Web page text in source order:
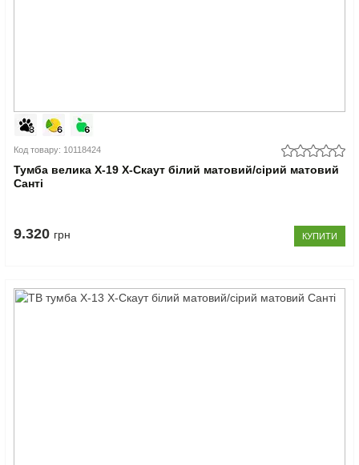
Код товару: 10118424
Тумба велика Х-19 X-Скаут білий матовий/сірий матовий
Санті
9.320 грн КУПИТИ